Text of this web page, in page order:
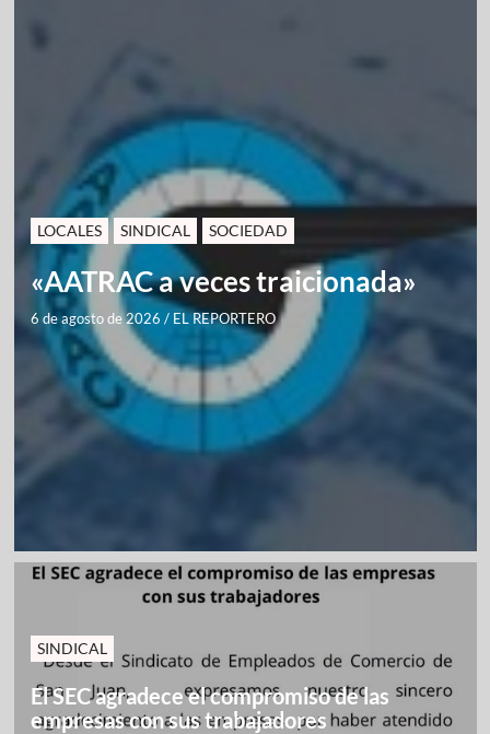
LOCALES SINDICAL SOCIEDAD
«AATRAC a veces traicionada»
6 de agosto de 2026 / EL REPORTERO
SINDICAL
El SEC agradece el compromiso de las
empresas con sus trabajadores